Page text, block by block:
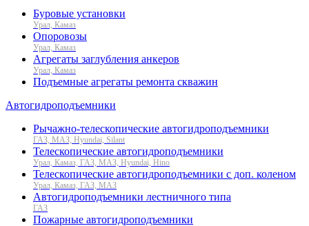
Буровые установки
Урал, Камаз
Опоровозы
Урал, Камаз
Агрегаты заглубления анкеров
Урал, Камаз
Подъемные агрегаты ремонта скважин
Автогидроподъемники
Рычажно-телескопические автогидроподъемники
ГАЗ, МАЗ, Hyundai, Silant
Телескопические автогидроподъемники
Урал, Камаз, ГАЗ, МАЗ, Hyundai, Hino
Телескопические автогидроподъемники с доп. коленом
Урал, Камаз, ГАЗ, МАЗ
Автогидроподъемники лестничного типа
ГАЗ
Пожарные автогидроподъемники